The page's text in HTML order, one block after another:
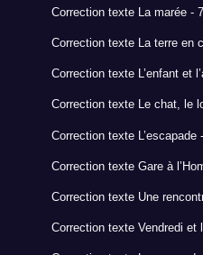
Correction texte La marée -
Correction texte La terre en
Correction texte L’enfant et
Correction texte Le chat, le
Correction texte
Correction texte Gare à
Correction texte Une
Correction texte Vendredi et